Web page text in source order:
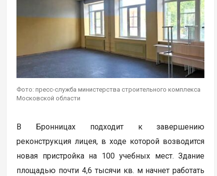
Фото: пресс-служба министерства строительного комплекса
Московской области
В Бронницах подходит к завершению
реконструкция лицея, в ходе которой возводится
новая пристройка на 100 учебных мест. Здание
площадью почти 4,6 тысячи кв. м начнет работать